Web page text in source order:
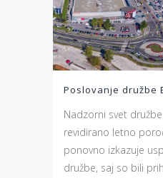
Poslovanje družbe
Nadzorni svet
revidirano letno
ponovno izkazuje
družbe, saj so bili